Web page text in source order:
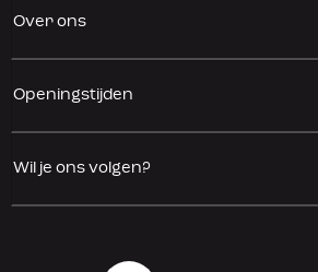
Over ons
Openingstijden
Wil je ons volgen?